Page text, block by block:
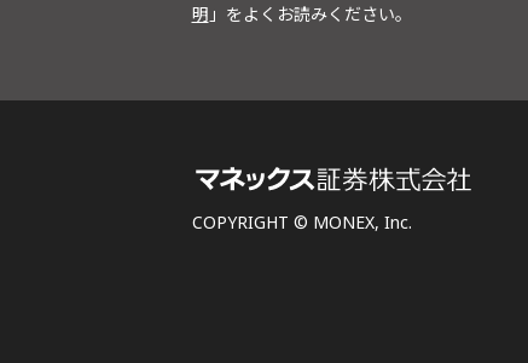
明 」をよくお読みください。
COPYRIGHT © MONEX, Inc.